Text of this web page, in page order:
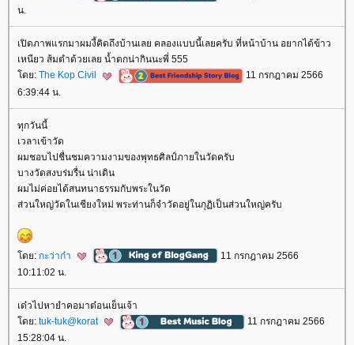
น.
เปิดภาพแรกมาผมงี้คิดถึงบ้านเลย คลองแบบนี้เลยครับ ที่หน้าบ้าน อยากได้ข้าว
เหนียว ส้มตำด้วยเลย น้ำตกน่ากินนะพี่ 555
ดย: The Kop Civil
11 กรกฎาคม 2566
6:39:44 น.
ทุกวันนี้
เวลาเข้าวัด
ผมชอบไปชื่นชมความงามของพุทธศิลป์ภายในวัดครับ
บางวัดสงบร่มรื่น น่าเดิน
ผมไม่ค่อยได้สนทนาธรรมกับพระในวัด
ส่วนใหญ่วัดในเชียงใหม่ พระท่านก็จำวัดอยู่ในกุฏิเป็นส่วนใหญ่ครับ
ดย: กะว่าก๋า
11 กรกฎาคม 2566
10:11:02 น.
เด๋วไปหายำคอมาต๋อนเย็นเจ้า
ดย: tuk-tuk@korat
11 กรกฎาคม 2566
15:28:04 น.